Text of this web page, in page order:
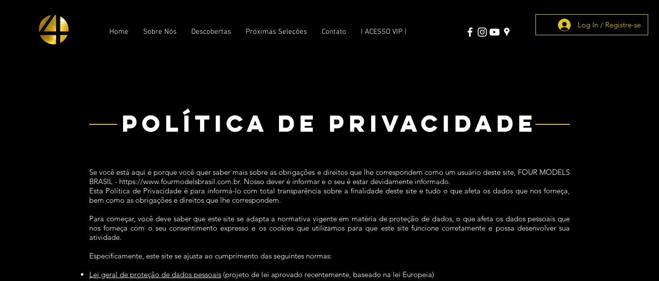
Home Sobre Nós Descobertas Próximas Seleções Contato | ACESSO VIP |
Log In / Registre-se
POLÍTICA DE PRIVACIDADE
Se você está aqui é porque você quer saber mais sobre as obrigações e direitos que lhe correspondem como um usuário deste site, FOUR MODELS
BRASIL - https://www.fourmodelsbrasil.com.br. Nosso dever é informar e o seu é estar devidamente informado.
Esta Política de Privacidade é para informá-lo com total transparência sobre a finalidade deste site e tudo o que afeta os dados que nos forneça,
bem como as obrigações e direitos que lhe correspondem.
Para começar, você deve saber que este site se adapta a normativa vigente em matéria de proteção de dados, o que afeta os dados pessoais que
nos forneça com o seu consentimento expresso e os cookies que utilizamos para que este site funcione corretamente e possa desenvolver sua
atividade.
Especificamente, este site se ajusta ao cumprimento das seguintes normas:
Lei geral de proteção de dados pessoais (projeto de lei aprovado recentemente, baseado na lei Europeia)